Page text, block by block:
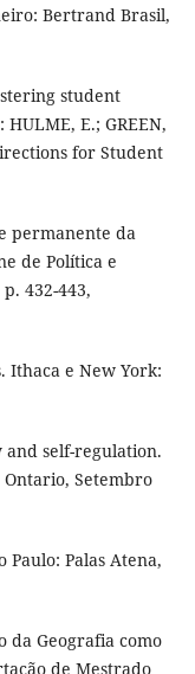
Bertrand Brasil,
student
E.; GREEN,
for Student
permanente da
de Política e
432-443,
Ithaca e New York:
and self-regulation.
Setembro
Paulo: Palas Atena,
da Geografia como
de Mestrado